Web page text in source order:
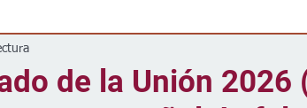
Arte & Cultura
de la Unión 2026